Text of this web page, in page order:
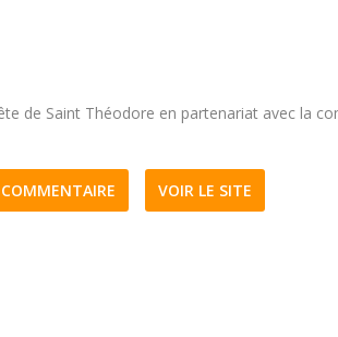
de Saint Théodore en partenariat avec la
COMMENTAIRE VOIR LE SITE